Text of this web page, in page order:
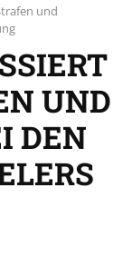
und
UND
DEN